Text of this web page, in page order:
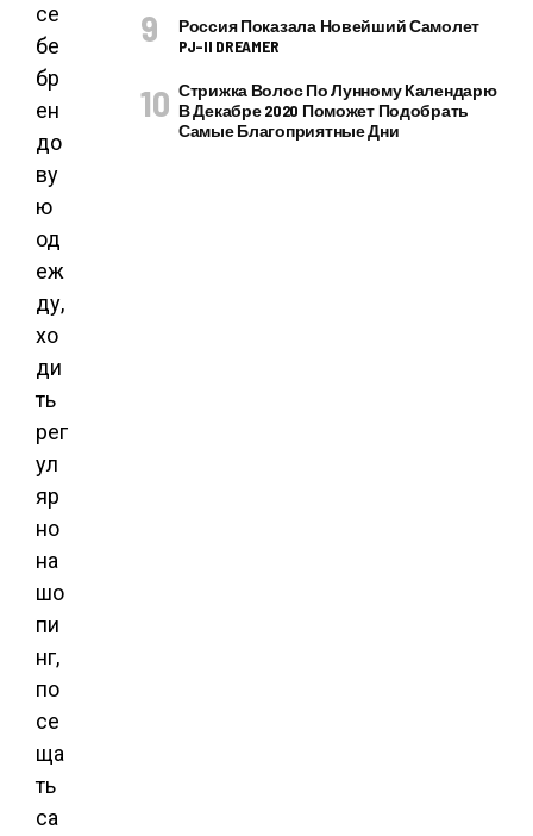
се
бе
бр
ен
до
ву
ю
од
еж
ду,
хо
ди
ть
рег
ул
яр
но
на
шо
пи
нг,
по
се
ща
ть
са
Россия Показала Новейший Самолет
PJ–II DREAMER
Стрижка Волос По Лунному Календарю
В Декабре 2020 Поможет Подобрать
Самые Благоприятные Дни